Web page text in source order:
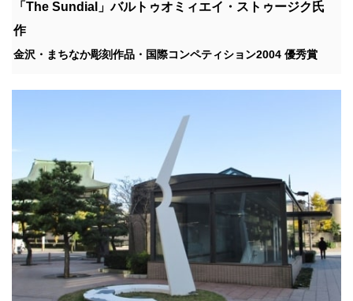
「The Sundial」バルトゥオミィエイ・ストゥージク氏
作
金沢・まちなか彫刻作品・国際コンペティション2004 優秀賞